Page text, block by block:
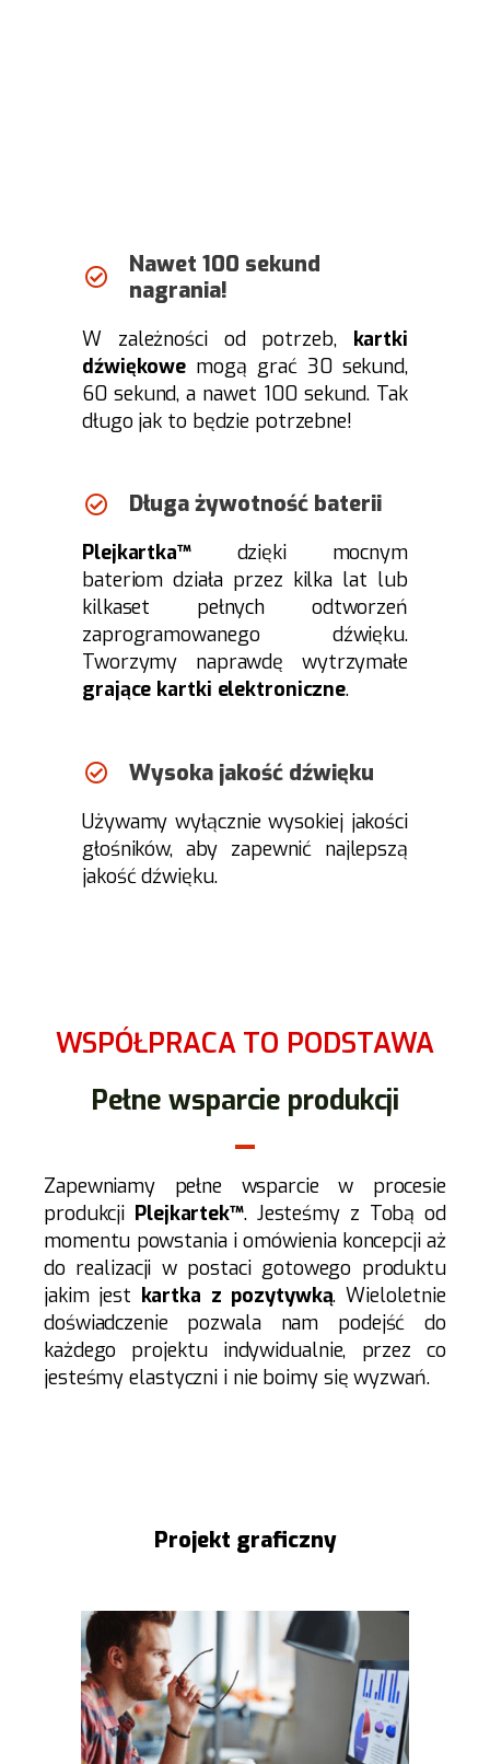
Nawet 100 sekund
nagrania!
W zależności od potrzeb, kartki
dźwiękowe mogą grać 30 sekund,
60 sekund, a nawet 100 sekund. Tak
długo jak to będzie potrzebne!
Długa żywotność baterii
Plejkartka™dzięki mocnym
bateriom działa przez kilka lat lub
kilkaset pełnych odtworzeń
zaprogramowanego dźwięku.
Tworzymy naprawdę wytrzymałe
grające kartki elektroniczne.
Wysoka jakość dźwięku
Używamy wyłącznie wysokiej jakości
głośników, aby zapewnić najlepszą
jakość dźwięku.
WSPÓŁPRACA TO PODSTAWA
Pełne wsparcie produkcji
Zapewniamy pełne wsparcie w procesie
produkcji Plejkartek™. Jesteśmy z Tobą od
momentu powstania i omówienia koncepcji aż
do realizacji w postaci gotowego produktu
jakim jest kartka z pozytywką. Wieloletnie
doświadczenie pozwala nam podejść do
każdego projektu indywidualnie, przez co
jesteśmy elastyczni i nie boimy się wyzwań.
Projekt graficzny